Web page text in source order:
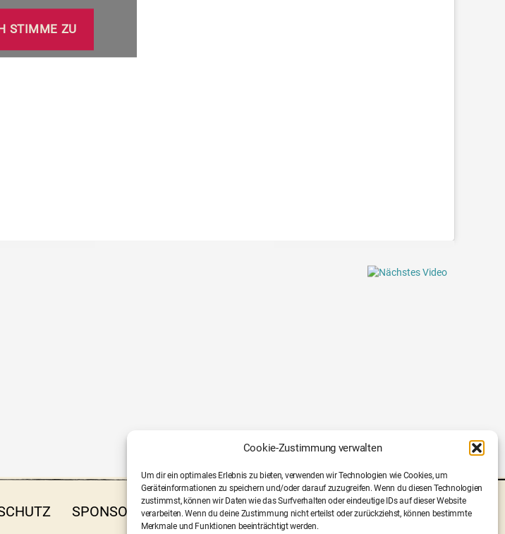
Cookie-Zustimmung verwalten
Um dir ein optimales Erlebnis zu bieten, verwenden wir Technologien wie Cookies, um
Geräteinformationen zu speichern und/oder darauf zuzugreifen. Wenn du diesen Technologien
zustimmst, können wir Daten wie das Surfverhalten oder eindeutige IDs auf dieser Website
verarbeiten. Wenn du deine Zustimmung nicht erteilst oder zurückziehst, können bestimmte
Merkmale und Funktionen beeinträchtigt werden.
STIMME ZU
SPONSOREN PRESSE PARTNERFESTIVALS FB INSTA